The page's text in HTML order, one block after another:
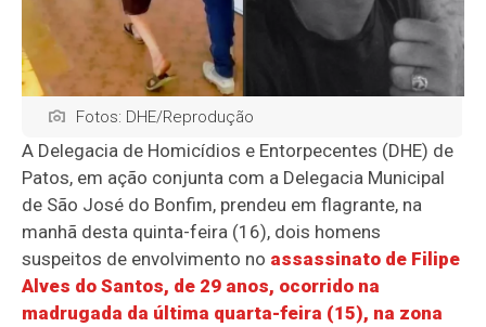
Fotos: DHE/Reprodução
A Delegacia de Homicídios e Entorpecentes (DHE) de
Patos, em ação conjunta com a Delegacia Municipal
de São José do Bonfim, prendeu em flagrante, na
manhã desta quinta-feira (16), dois homens
suspeitos de envolvimento no assassinato de Filipe
Alves do Santos, de 29 anos, ocorrido na
madrugada da última quarta-feira (15), na zona